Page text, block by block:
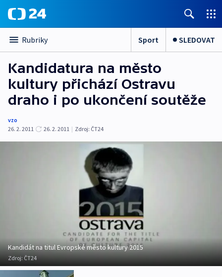
Rubriky Sport SLEDOVAT
Kandidatura na město
kultury přichází Ostravu
draho i po ukončení soutěže
vzo
26. 2. 2011
26. 2. 2011 | Zdroj: ČT24
Kandidát na titul Evropské město kultury 2015
Zdroj: ČT24